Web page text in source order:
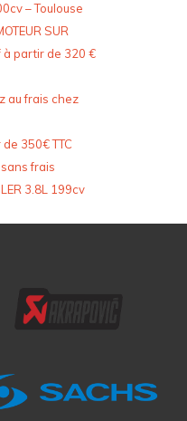
– Toulouse
SUR
à partir de 320 €
au frais chez
350€ TTC
frais
3.8L 199cv